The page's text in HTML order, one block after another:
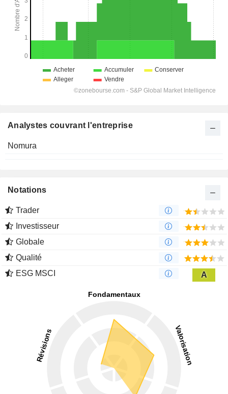
Analystes couvrant l'entreprise
Nomura
Notations
Trader
Investisseur
Globale
Qualité
ESG MSCI
A